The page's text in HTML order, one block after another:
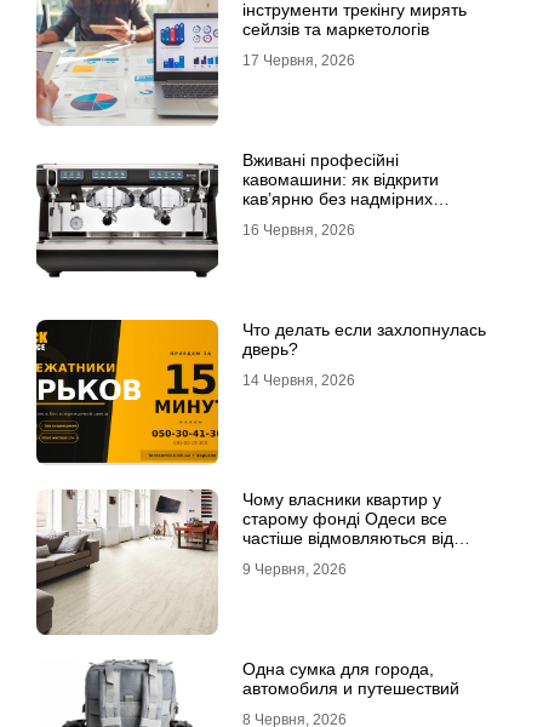
інструменти трекінгу мирять
сейлзів та маркетологів
17 Червня, 2026
Вживані професійні
кавомашини: як відкрити
кав’ярню без надмірних
16 Червня, 2026
Что делать если захлопнулась
дверь?
14 Червня, 2026
Чому власники квартир у
старому фонді Одеси все
частіше відмовляються від
9 Червня, 2026
Одна сумка для города,
автомобиля и путешествий
8 Червня, 2026